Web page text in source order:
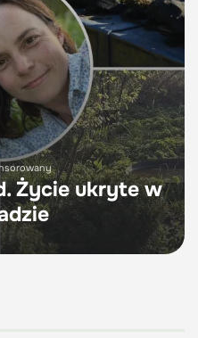
Życie ukryte w